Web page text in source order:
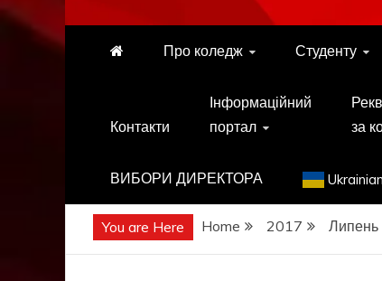
Про коледж Студенту
Контакти
Інформаційний
портал
за
ВИБОРИ ДИРЕКТОРА Ukrainian
You are Here Home 2017 Липень